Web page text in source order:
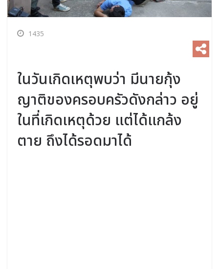
1435
ในวันเกิดเหตุพบว่า มีนายกุ้ง
ญาติของครอบครัวดังกล่าว อยู่
ในที่เกิดเหตุด้วย แต่ได้แกล้ง
ตาย ถึงได้รอดมาได้